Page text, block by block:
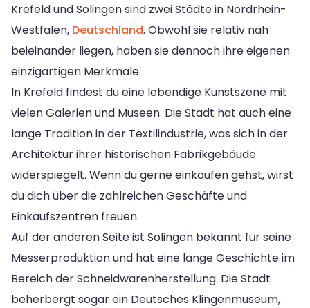
Krefeld und Solingen sind zwei Städte in Nordrhein-
Westfalen, Deutschland. Obwohl sie relativ nah
beieinander liegen, haben sie dennoch ihre eigenen
einzigartigen Merkmale.
In Krefeld findest du eine lebendige Kunstszene mit
vielen Galerien und Museen. Die Stadt hat auch eine
lange Tradition in der Textilindustrie, was sich in der
Architektur ihrer historischen Fabrikgebäude
widerspiegelt. Wenn du gerne einkaufen gehst, wirst
du dich über die zahlreichen Geschäfte und
Einkaufszentren freuen.
Auf der anderen Seite ist Solingen bekannt für seine
Messerproduktion und hat eine lange Geschichte im
Bereich der Schneidwarenherstellung. Die Stadt
beherbergt sogar ein Deutsches Klingenmuseum,